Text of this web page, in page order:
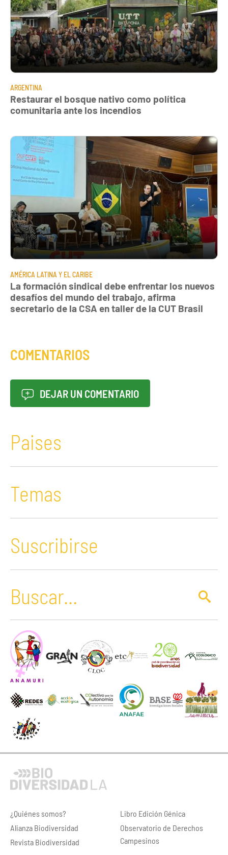
ARGENTINA
Restaurar el bosque nativo como política
comunitaria ante los incendios
AMÉRICA LATINA Y EL CARIBE
La formación sindical debe enfrentar los nuevos
desafíos del mundo del trabajo, afirma
secretario de la CSA en taller de la CUT Brasil
COMENTARIOS
DEJAR UN COMENTARIO
Paises
Temas
Suscribirse
¿Quiénes somos?
Alianza Biodiversidad
Revista Biodiversidad
Libro Edición Génica
Observatorio de Derechos
Campesinos